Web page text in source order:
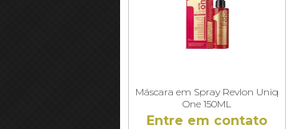
Máscara em Spray Revlon Uniq
One 150ML
Entre em contato